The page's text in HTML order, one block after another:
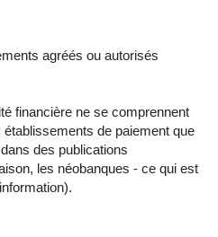
agréés ou autorisés
financière ne se comprennent
de paiement que
des publications
les néobanques - ce qui est